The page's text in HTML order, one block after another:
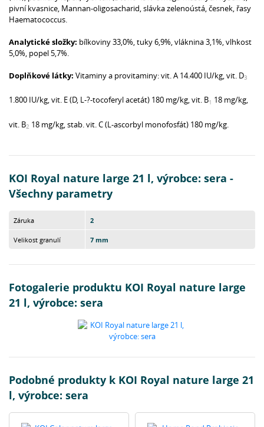
pivní kvasnice, Mannan-oligosacharid, slávka zelenoústá, česnek, řasy
Haematococcus.
Analytické složky: bílkoviny 33,0%, tuky 6,9%, vláknina 3,1%, vlhkost
5,0%, popel 5,7%.
Doplňkové látky: Vitaminy a provitaminy:vit. A 14.400 IU/kg, vit. D3
1.800 IU/kg, vit. E (D, L-?-tocoferyl acetát) 180 mg/kg, vit. B1 18 mg/kg,
vit. B2 18 mg/kg, stab. vit. C (L-ascorbyl monofosfát) 180 mg/kg.
KOI Royal nature large 21 l, výrobce: sera -
Všechny parametry
Záruka 2
Velikost granulí 7 mm
Fotogalerie produktu KOI Royal nature large
21 l, výrobce: sera
Podobné produkty k KOI Royal nature large 21
l, výrobce: sera